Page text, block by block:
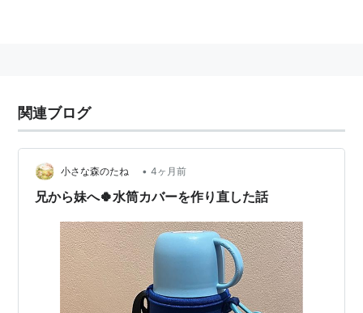
関連ブログ
小さな森のたね • 4ヶ月前
兄から妹へ🍀水筒カバーを作り直した話